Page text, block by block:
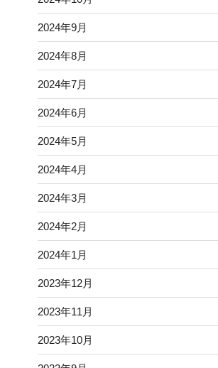
2024年9月
2024年8月
2024年7月
2024年6月
2024年5月
2024年4月
2024年3月
2024年2月
2024年1月
2023年12月
2023年11月
2023年10月